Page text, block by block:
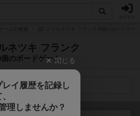
ネツキ フランク
個のボードゲーム
検索メニュー
閉じる
イ履歴を記録し
理しませんか？